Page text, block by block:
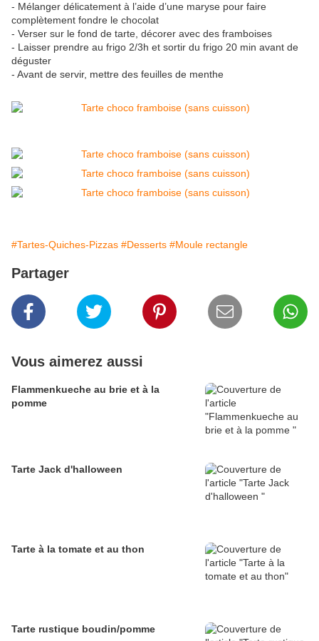
- Mélanger délicatement à l’aide d’une maryse pour faire
complètement fondre le chocolat
- Verser sur le fond de tarte, décorer avec des framboises
- Laisser prendre au frigo 2/3h et sortir du frigo 20 min avant de
déguster
- Avant de servir, mettre des feuilles de menthe
#Tartes-Quiches-Pizzas #Desserts #Moule rectangle
Partager
Vous aimerez aussi
Flammenkueche au brie et à la
pomme
Tarte Jack d'halloween
Tarte à la tomate et au thon
Tarte rustique boudin/pomme